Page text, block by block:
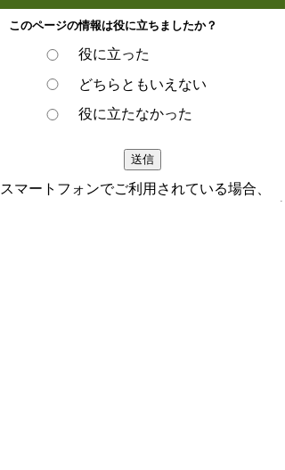
このページの情報は役に立ちましたか？
役に立った
どちらともいえない
役に立たなかった
スマートフォンでご利用されている場合、